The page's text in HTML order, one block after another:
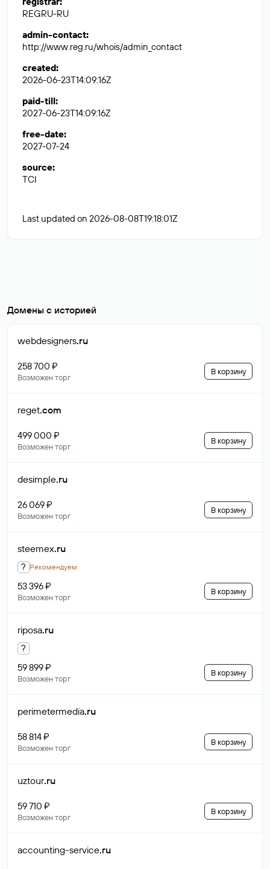
REGRU-RU
admin-contact:
http://www.reg.ru/whois/admin_contact
created:
2026-06-23T14:09:16Z
paid-till:
2027-06-23T14:09:16Z
free-date:
2027-07-24
source:
TCI
Last updated on 2026-08-08T19:18:01Z
Домены с историей
webdesigners.ru
258 700 ₽
Возможен торг
В корзину
reget.com
499 000 ₽
Возможен торг
В корзину
desimple.ru
26 069 ₽
Возможен торг
В корзину
steemex.ru
? Рекомендуем
53 396 ₽
Возможен торг
В корзину
riposa.ru
?
59 899 ₽
Возможен торг
В корзину
perimetermedia.ru
58 814 ₽
Возможен торг
В корзину
uztour.ru
59 710 ₽
Возможен торг
В корзину
accounting-service.ru